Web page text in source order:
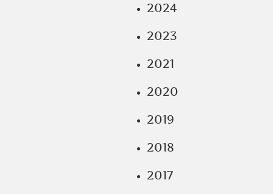
2024
2023
2021
2020
2019
2018
2017